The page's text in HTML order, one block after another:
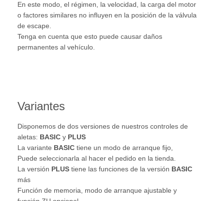
En este modo, el régimen, la velocidad, la carga del motor
o factores similares no influyen en la posición de la válvula
de escape.
Tenga en cuenta que esto puede causar daños
permanentes al vehículo.
Variantes
Disponemos de dos versiones de nuestros controles de
aletas: BASIC y PLUS
La variante BASIC tiene un modo de arranque fijo,
Puede seleccionarla al hacer el pedido en la tienda.
La versión PLUS tiene las funciones de la versión BASIC
más
Función de memoria, modo de arranque ajustable y